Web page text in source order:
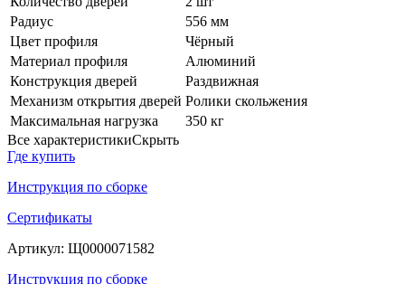
Радиус
556 мм
Цвет профиля
Чёрный
Материал профиля
Алюминий
Конструкция дверей
Раздвижная
Механизм открытия дверей Ролики скольжения
Максимальная нагрузка
350 кг
Все характеристикиСкрыть
Где купить
Инструкция по сборке
Сертификаты
Артикул: Щ0000071582
Инструкция по сборке